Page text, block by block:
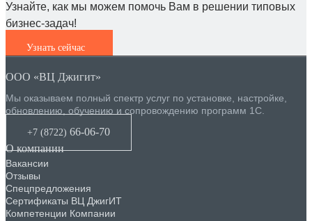
Узнайте, как мы можем помочь Вам в решении типовых
бизнес-задач!
Узнать сейчас
ООО «ВЦ Джигит»
Мы оказываем полный спектр услуг по установке, настройке,
обновлению, обучению и сопровождению программ 1С.
+7 (8722) 66-06-70
О компании
Вакансии
Отзывы
Спецпредложения
Сертификаты ВЦ ДжигИТ
Компетенции Компании